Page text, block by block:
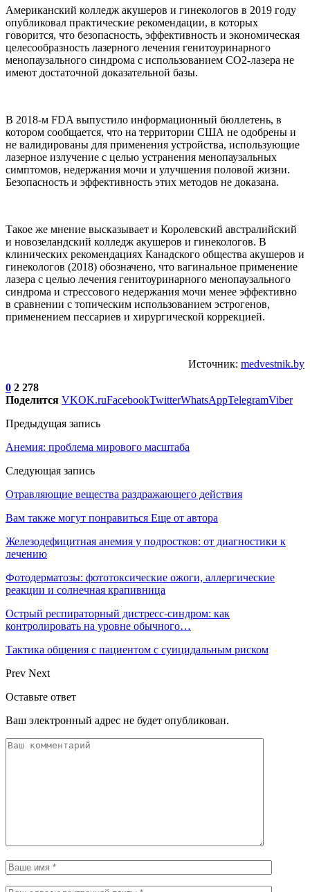
Американский колледж акушеров и гинекологов в 2019 году
опубликовал практические рекомендации, в которых
говорится, что безопасность, эффективность и экономическая
целесообразность лазерного лечения генитоуринарного
менопаузального синдрома с использованием СО2-лазера не
имеют достаточной доказательной базы.
В 2018-м FDA выпустило информационный бюллетень, в
котором сообщается, что на территории США не одобрены и
не валидированы для применения устройства, использующие
лазерное излучение с целью устранения менопаузальных
симптомов, недержания мочи и улучшения половой жизни.
Безопасность и эффективность этих методов не доказана.
Такое же мнение высказывает и Королевский австралийский
и новозеландский колледж акушеров и гинекологов. В
клинических рекомендациях Канадского общества акушеров и
гинекологов (2018) обозначено, что вагинальное применение
лазера с целью лечения генитоуринарного менопаузального
синдрома и стрессового недержания мочи менее эффективно
в сравнении с топическим использованием эстрогенов,
применением пессариев и хирургической коррекцией.
Источник: medvestnik.by
0 2 278
Поделится VKOK.ruFacebookTwitterWhatsAppTelegramViber
Предыдущая запись
Анемия: проблема мирового масштаба
Следующая запись
Отравляющие вещества раздражающего действия
Вам также могут понравиться Еще от автора
Железодефицитная анемия у подростков: от диагностики к
лечению
Фотодерматозы: фототоксические ожоги, аллергические
реакции и солнечная крапивница
Острый респираторный дистресс-синдром: как
контролировать на уровне обычного…
Тактика общения с пациентом с суицидальным риском
Prev Next
Оставьте ответ
Ваш электронный адрес не будет опубликован.